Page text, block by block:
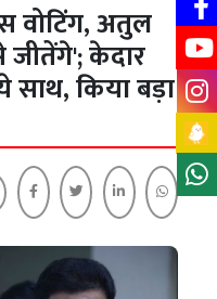
वोटिंग, अतुल
जीतेंगे'; केदार
किया बड़ा